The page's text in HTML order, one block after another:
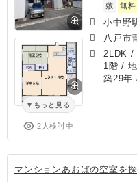
もっと見る
2人検討中
敷
無料
小中野
八戸市
2LDK /
1階 /
築29年
マンションあおばの空室を